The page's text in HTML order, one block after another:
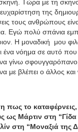
Τώρα με τη
της
τους ανθρώπους
Εγώ πολύ σπάνια
Η μοναδική μου
ένα νόημα σε αυτό
να γίνω
με βλέπει ο άλλος
το καταφέρνεις,
ως Μάρτιν στη “Γίδα
στη “Μοναξιά της